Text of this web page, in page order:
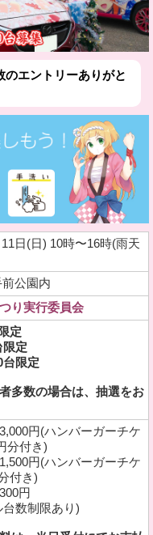
のエントリーありがと
日(日) 10時〜16時(雨天
公園内
り実行委員会
定
限定
台限定
多数の場合は、抽選をお
円(ハンバーガーチケ
分付き)
円(ハンバーガーチケ
付き)
円
数制限あり)